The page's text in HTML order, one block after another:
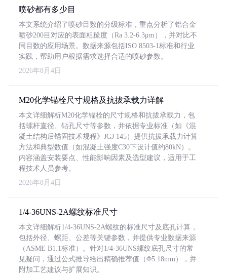
喷砂都有多少目
本文系统介绍了喷砂目数的分级标准，重点分析了铝合金
喷砂200目对应的表面粗糙度（Ra 3.2-6.3μm），并对比不
同目数的应用场景。数据来源包括ISO 8503-1标准和行业
实践，帮助用户根据需求选择合适的喷砂参数。
2026年8月4日
M20化学锚栓尺寸规格及抗拔承载力详解
本文详细解析M20化学锚栓的尺寸规格和抗拔承载力，包
括螺杆直径、钻孔尺寸等参数，并依据专业标准（如《混
凝土结构后锚固技术规程》JGJ 145）提供抗拔承载力计算
方法和典型数值（如混凝土强度C30下设计值约80kN）。
内容涵盖安装要点、性能影响因素及选型建议，适用于工
程技术人员参考。
2026年8月4日
1/4-36UNS-2A螺纹标准尺寸
本文详细解析1/4-36UNS-2A螺纹的标准尺寸及底孔计算，
包括外径、螺距、公差等关键参数，并提供专业数据来源
（ASME B1.1标准）。针对1/4-36UNS螺纹底孔尺寸的常
见疑问，通过公式推导给出精确推荐值（Φ5.18mm），并
附加工艺建议与扩展知识。